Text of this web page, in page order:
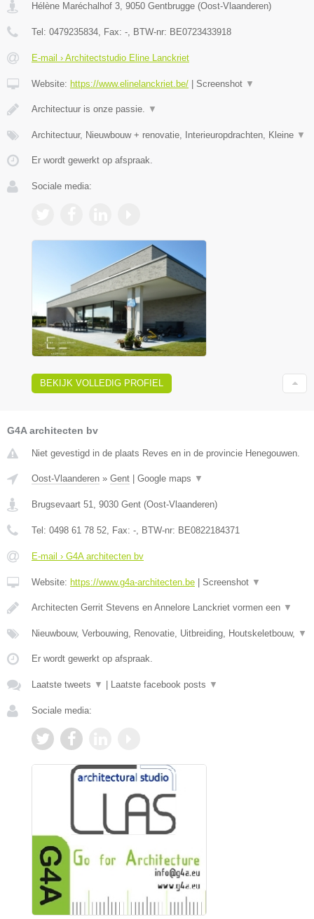
Hélène Maréchalhof 3, 9050 Gentbrugge (Oost-Vlaanderen)
Tel: 0479235834, Fax: -, BTW-nr: BE0723433918
E-mail › Architectstudio Eline Lanckriet
Website: https://www.elinelanckriet.be/ Screenshot ▼
Architectuur is onze passie. ▼
Architectuur, Nieuwbouw + renovatie, Interieuropdrachten, Kleine ▼
Er wordt gewerkt op afspraak.
Sociale media:
BEKIJK VOLLEDIG PROFIEL
G4A architecten bv
Niet gevestigd in de plaats Reves en in de provincie Henegouwen.
Oost-Vlaanderen » Gent Google maps ▼
Brugsevaart 51, 9030 Gent (Oost-Vlaanderen)
Tel: 0498 61 78 52, Fax: -, BTW-nr: BE0822184371
E-mail › G4A architecten bv
Website: https://www.g4a-architecten.be Screenshot ▼
Architecten Gerrit Stevens en Annelore Lanckriet vormen een ▼
Nieuwbouw, Verbouwing, Renovatie, Uitbreiding, Houtskeletbouw, ▼
Er wordt gewerkt op afspraak.
Laatste tweets ▼ Laatste facebook posts ▼
Sociale media: